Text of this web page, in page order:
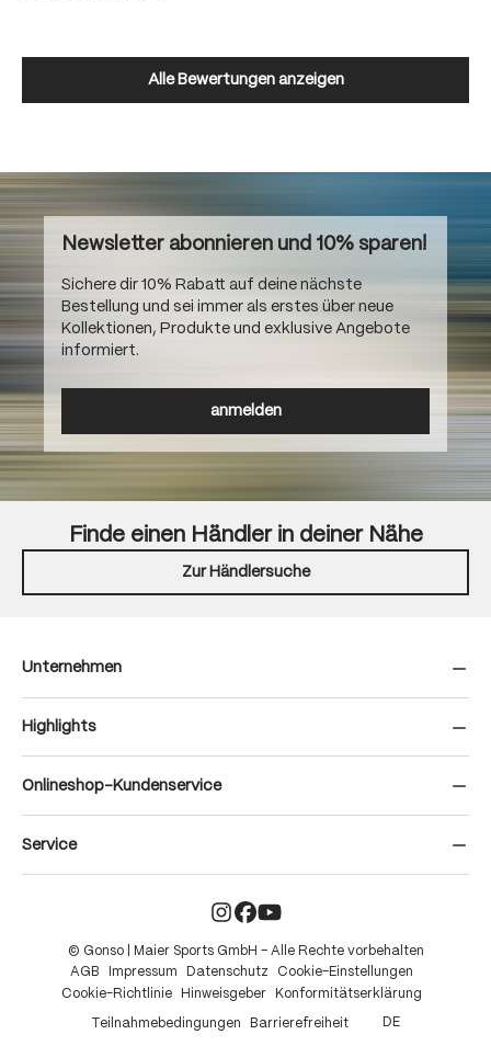
Alle Bewertungen anzeigen
Newsletter abonnieren und 10% sparen!
Sichere dir 10% Rabatt auf deine nächste
Bestellung und sei immer als erstes über neue
Kollektionen, Produkte und exklusive Angebote
informiert.
anmelden
Finde einen Händler in deiner Nähe
Zur Händlersuche
Unternehmen
Highlights
Onlineshop-Kundenservice
Service
© Gonso | Maier Sports GmbH – Alle Rechte vorbehalten
AGB
Impressum Datenschutz
Cookie-Einstellungen
Cookie-Richtlinie
Hinweisgeber Konformitätserklärung
Teilnahmebedingungen Barrierefreiheit DE